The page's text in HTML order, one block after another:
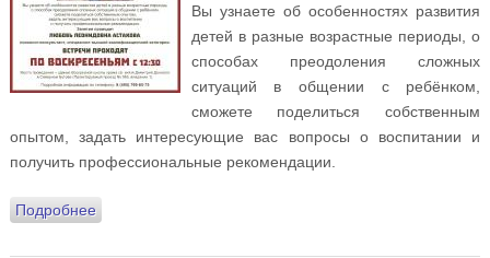
Вы узнаете об особенностях развития
детей в разные возрастные периоды, о
способах преодоления сложных
ситуаций в общении с ребёнком,
сможете поделиться собственным
опытом, задать интересующие вас вопросы о воспитании и
получить профессиональные рекомендации.
Подробнеео «Родительская школа» приглашает на беседы и